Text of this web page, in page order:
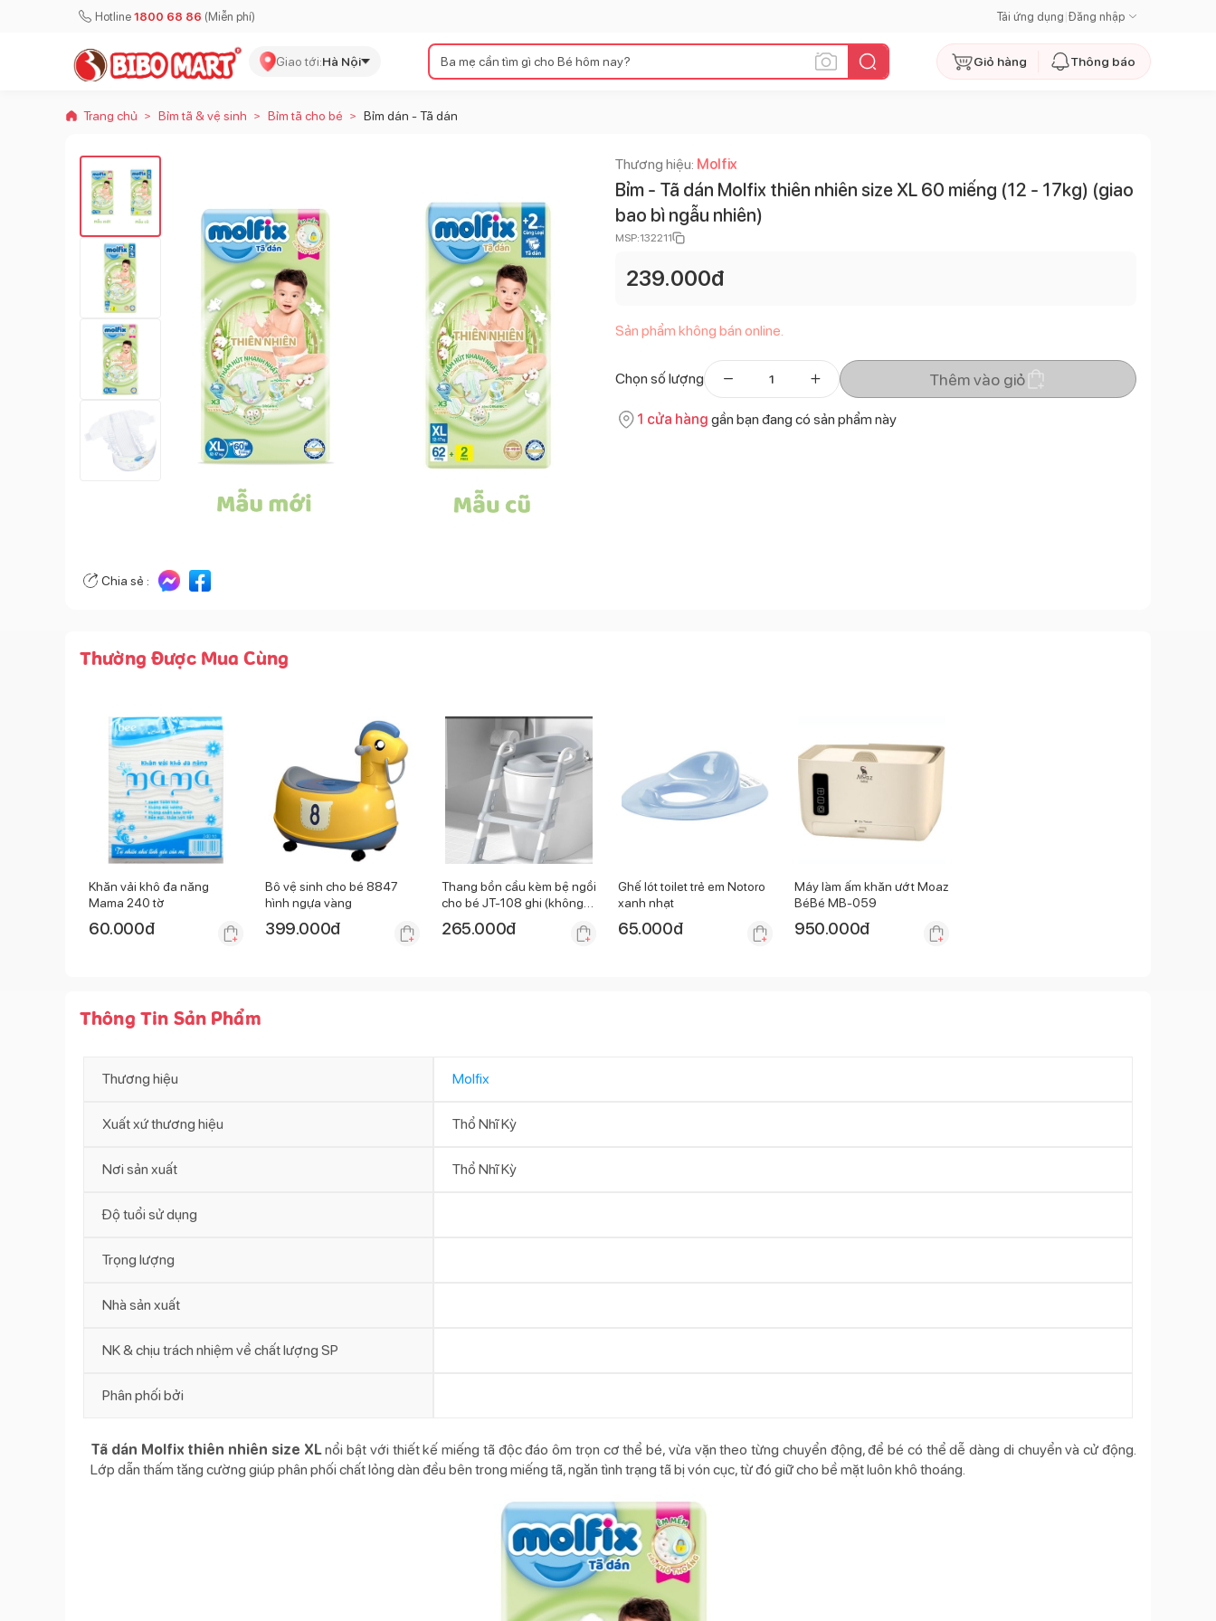
Hotline 1800 68 86 (Miễn phí) Tải ứng dụng Đăng nhập
Giao tới:Hà Nội Giỏ hàng Thông báo
Trang chủ > Bỉm tã & vệ sinh > Bỉm tã cho bé > Bỉm dán - Tã dán
Chia sẻ :
Thương hiệu: Molfix
Bỉm - Tã dán Molfix thiên nhiên size XL 60 miếng (12 - 17kg) (giao
bao bì ngẫu nhiên)
MSP:132211
239.000đ
Sản phẩm không bán online.
Chọn số lượng Thêm vào giỏ
1 cửa hàng gần bạn đang có sản phẩm này
Thường Được Mua Cùng
Khăn vải khô đa năng
Mama 240 tờ
60.000đ
Bô vệ sinh cho bé 8847
hình ngựa vàng
399.000đ
Thang bồn cầu kèm bệ ngồi
cho bé JT-108 ghi (không
265.000đ
Ghế lót toilet trẻ em Notoro
xanh nhạt
65.000đ
Máy làm ấm khăn ướt Moaz
BéBé MB-059
950.000đ
Thông Tin Sản Phẩm
Thương hiệu Molfix
Xuất xứ thương hiệu Thổ Nhĩ Kỳ
Nơi sản xuất Thổ Nhĩ Kỳ
Độ tuổi sử dụng
Trọng lượng
Nhà sản xuất
NK & chịu trách nhiệm về chất lượng SP
Phân phối bởi
Tã dán Molfix thiên nhiên size XLnổi bật với thiết kế miếng tã độc đáo ôm trọn cơ thể bé, vừa vặn theo từng chuyển động, để bé có thể dễ dàng di chuyển và cử động.
Lớp dẫn thấm tăng cường giúp phân phối chất lỏng dàn đều bên trong miếng tã, ngăn tình trạng tã bị vón cục, từ đó giữ cho bề mặt luôn khô thoáng.